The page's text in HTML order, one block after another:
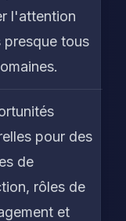
l'attention
presque tous
pour des
de
rôles de
et